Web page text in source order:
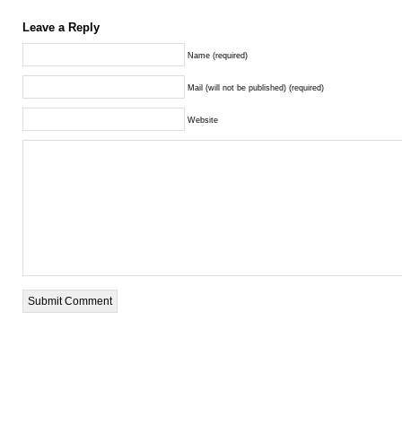
Leave a Reply
Name (required)
Mail (will not be published) (required)
Website